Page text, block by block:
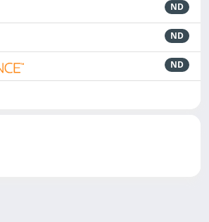
ND
ND
ND